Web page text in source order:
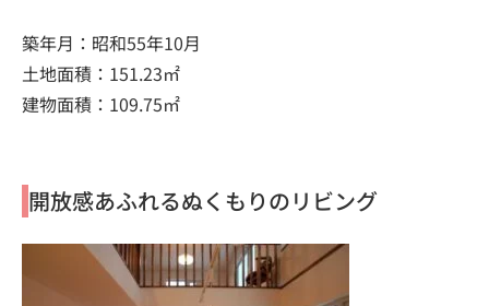
築年月：昭和55年10月
土地面積：151.23㎡
建物面積：109.75㎡
開放感あふれるぬくもりのリビング